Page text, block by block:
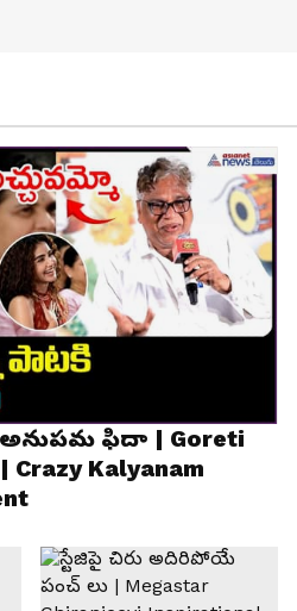
ఫిదా | Goreti
Crazy Kalyanam